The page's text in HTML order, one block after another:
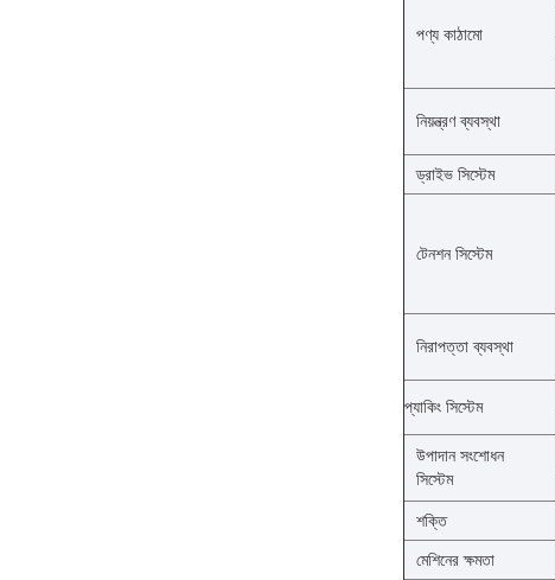
পণ্য কাঠামো
নিয়ন্ত্রণ ব্যবস্থা
ড্রাইভ সিস্টেম
টেনশন সিস্টেম
নিরাপত্তা ব্যবস্থা
প্যাকিং সিস্টেম
উপাদান সংশোধন
সিস্টেম
শক্তি
মেশিনের ক্ষমতা